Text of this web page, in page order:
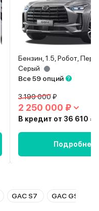
Бензин, 1.5, Робот,
Серый
Все 59 опций
3 199 000 ₽
2 250 000 ₽
В кредит от 36 610 ₽
Подробнее
GAC S7 GAC GS8